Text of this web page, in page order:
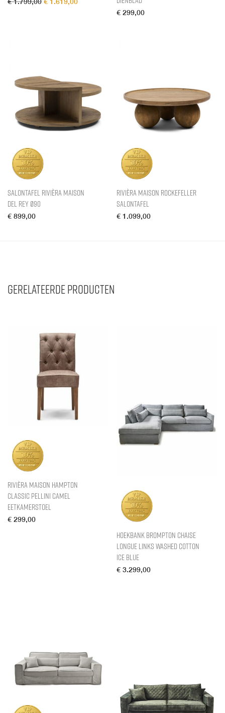
€ 299,00
Salontafel Rivièra Maison
Del Rey Ø90
€ 899,00
Rivièra Maison Rockefeller
Salontafel
€ 1.099,00
Gerelateerde producten
Rivièra Maison Hampton
Classic Pellini Camel
Eetkamerstoel
€ 299,00
Hoekbank Brompton Chaise
Longue Links Washed Cotton
Ice Blue
€ 3.299,00